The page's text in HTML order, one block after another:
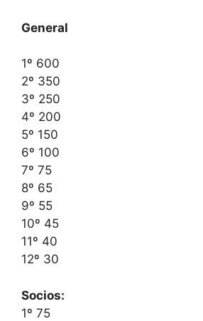
General
1º 600
2º 350
3º 250
4º 200
5º 150
6º 100
7º 75
8º 65
9º 55
10º 45
11º 40
12º 30
Socios:
1º 75